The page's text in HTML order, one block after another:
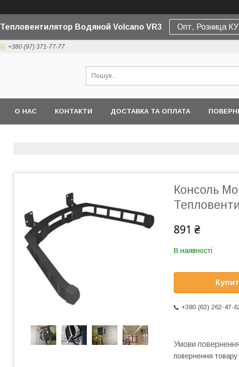
Тепловентилятор Водяной Volcano VR3 Опт, Розница
+380 (97) 371-77-77
О НАС КОНТАКТИ ДОСТАВКА ТА ОПЛАТА
Консоль
891 ₴
В наявності
+380 (63) 262-47-
повернення товару